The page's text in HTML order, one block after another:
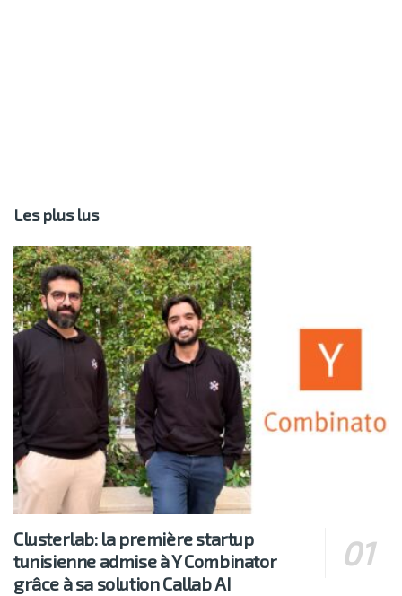
Les plus lus
Clusterlab: la première startup
tunisienne admise à Y Combinator
grâce à sa solution Callab AI